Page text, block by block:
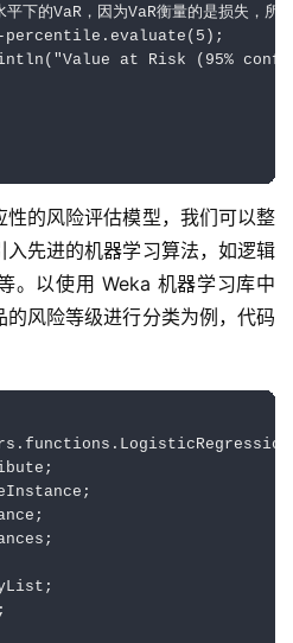
下的VaR，因为VaR衡量的是损失，所以
at Risk (95%
的风险评估模型，我们可以整
先进的机器学习算法，如逻辑
。以使用 Weka 机器学习库中
风险等级进行分类为例，代码